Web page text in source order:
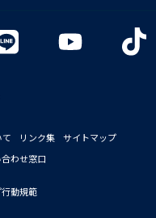
リンク集
サイトマップ
わせ窓口
動規範